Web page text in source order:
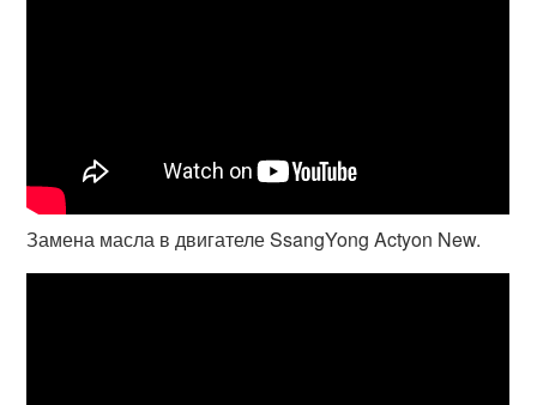
Замена масла в двигателе SsangYong Actyon New.